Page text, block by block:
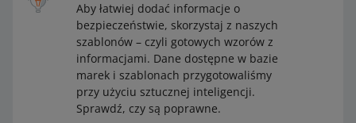
Aby łatwiej dodać informacje o
bezpieczeństwie, skorzystaj z naszych
szablonów – czyli gotowych wzorów z
informacjami. Dane dostępne w bazie
marek i szablonach przygotowaliśmy
przy użyciu sztucznej inteligencji.
Sprawdź, czy są poprawne.